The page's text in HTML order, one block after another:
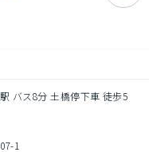
バス8分 土橋停下車 徒歩5
1